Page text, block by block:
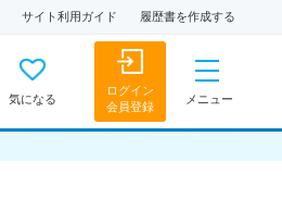
サイト利用ガイド 履歴書を作成する
気になる
ログイン
会員登録
メニュー